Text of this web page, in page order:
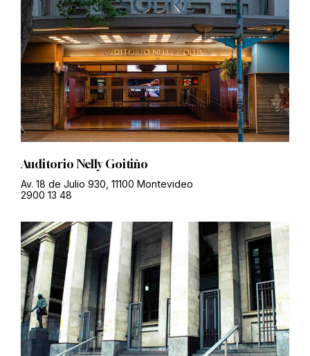
Auditorio Nelly Goitiño
Av. 18 de Julio 930, 11100 Montevideo
2900 13 48